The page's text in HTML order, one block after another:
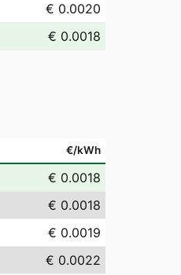
€ 0.0020
€ 0.0018
€/kWh
€ 0.0018
€ 0.0018
€ 0.0019
€ 0.0022